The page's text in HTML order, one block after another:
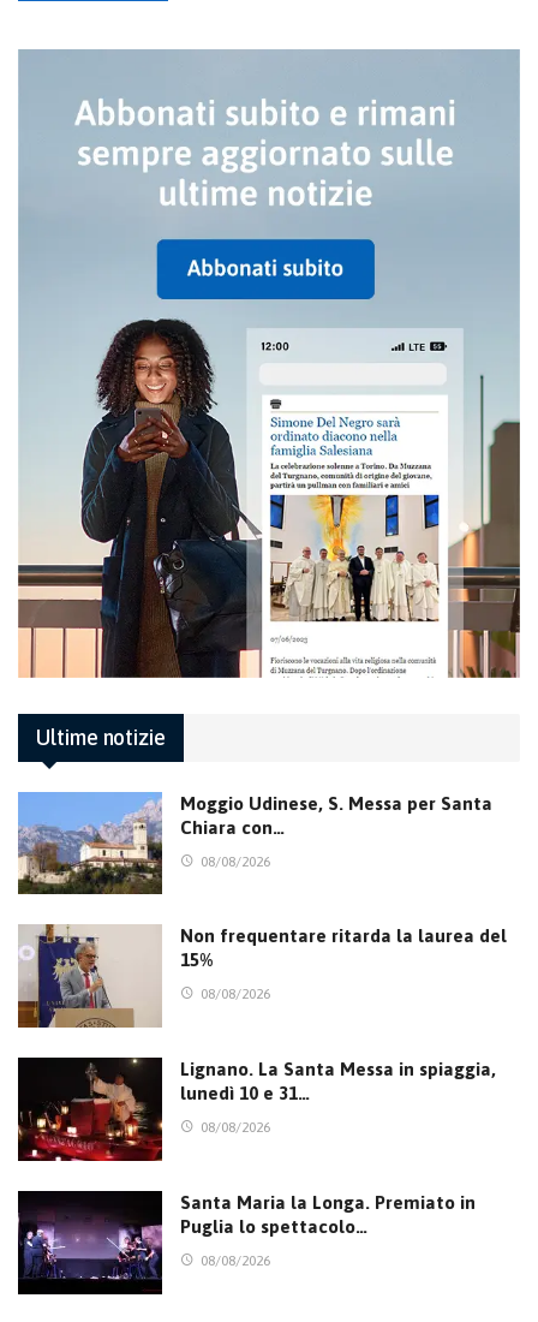
Ultime notizie
Moggio Udinese, S. Messa per Santa
Chiara con…
08/08/2026
Non frequentare ritarda la laurea del
15%
08/08/2026
Lignano. La Santa Messa in spiaggia,
lunedì 10 e 31…
08/08/2026
Santa Maria la Longa. Premiato in
Puglia lo spettacolo…
08/08/2026